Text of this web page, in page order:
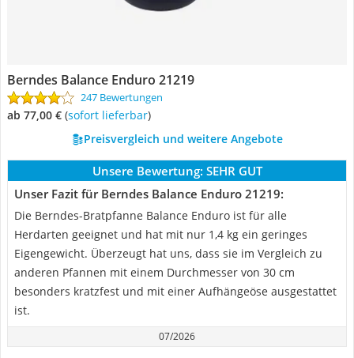
Berndes Balance Enduro 21219
247 Bewertungen
ab 77,00 € ( Sofort lieferbar)
Preisvergleich und weitere Angebote
Unsere Bewertung: SEHR GUT
Unser Fazit für Berndes Balance Enduro 21219:
Die Berndes-Bratpfanne Balance Enduro ist für alle
Herdarten geeignet und hat mit nur 1,4 kg ein geringes
Eigengewicht. Überzeugt hat uns, dass sie im Vergleich zu
anderen Pfannen mit einem Durchmesser von 30 cm
besonders kratzfest und mit einer Aufhängeöse ausgestattet
ist.
07/2026